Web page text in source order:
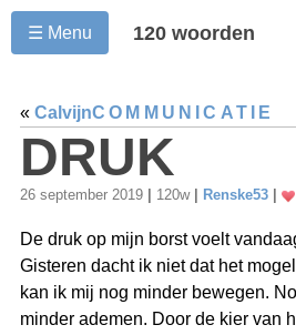
☰ Menu 120 woorden
« CalvijnCOMMUNICATIE
DRUK
26 september 2019 120w Renske53
De druk op mijn borst voelt
Gisteren dacht ik niet dat het
kan ik mij nog minder bewegen.
minder ademen. Door de kier van